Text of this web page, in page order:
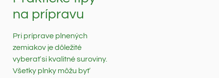
na prípravu
Pri príprave plnených
zemiakov je dôležité
vyberať si kvalitné suroviny.
Všetky plnky môžu byť